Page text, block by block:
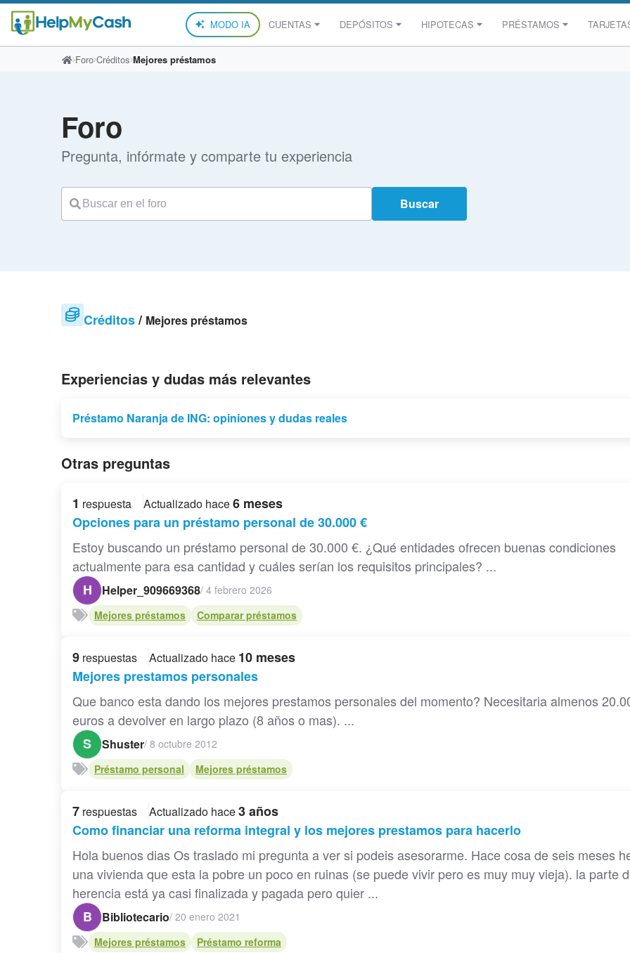
MODO IA CUENTAS DEPÓSITOS HIPOTECAS PRÉSTAMOS
Foro Créditos Mejores préstamos
Foro
Pregunta, infórmate y comparte tu experiencia
Buscar
Créditos/ Mejores préstamos
Experiencias y dudas más relevantes
Préstamo Naranja de ING: opiniones y dudas reales
Otras preguntas
1 respuesta Actualizado hace6 meses
Opciones para un préstamo personal de 30.000 €
Estoy buscando un préstamo personal de 30.000 €. ¿Qué entidades ofrecen buenas condiciones
actualmente para esa cantidad y cuáles serían los requisitos principales? ...
H
Helper_909669368/ 4 febrero 2026
Mejores préstamos
Comparar préstamos
9 respuestas Actualizado hace 10 meses
Mejores prestamos personales
Que banco esta dando los mejores prestamos personales del momento? Necesitaria almenos
euros a devolver en largo plazo (8 años o mas). ...
S
Shuster/ 8 octubre 2012
Préstamo personal
Mejores préstamos
7 respuestas Actualizado hace3 años
Como financiar una reforma integral y los mejores prestamos para hacerlo
Hola buenos dias Os traslado mi pregunta a ver si podeis asesorarme. Hace cosa de seis meses
una vivienda que esta la pobre un poco en ruinas (se puede vivir pero es muy muy vieja). la parte
herencia está ya casi finalizada y pagada pero quier ...
B
Bibliotecario/ 20 enero 2021
Mejores préstamos
Préstamo reforma